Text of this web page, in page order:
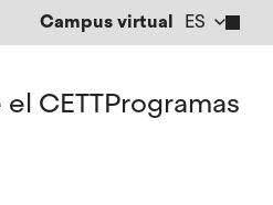
Campus virtual ES
CA
CETTProgramas